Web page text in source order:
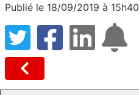
Publié le 18/09/2019 à 15h40